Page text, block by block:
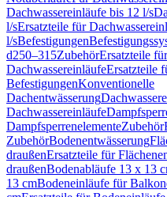
Dachwassereinläufe bis 12 l/s
l/sErsatzteile für
l/sBefestigungen
d250–315ZubehörErsatzteile
DachwassereinläufeErsatzteile
BefestigungenKonventionelle
Dachentwässerung
Dachwassereinläufe
DampfsperrenelementeZubehör
ZubehörBodenentwässerung
draußenErsatzteile für
draußenBodenabläufe 13 x 13
13 cmBodeneinläufe für